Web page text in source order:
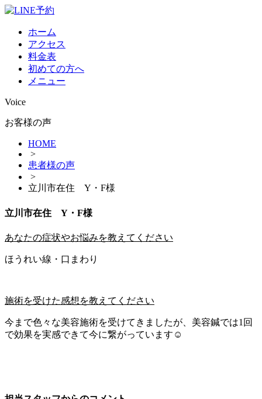
ホーム
アクセス
料金表
初めての方へ
メニュー
Voice
お客様の声
HOME
>
患者様の声
>
立川市在住 Y・F様
立川市在住 Y・F様
あなたの症状やお悩みを教えてください
ほうれい線・口まわり
施術を受けた感想を教えてください
今まで色々な美容施術を受けてきましたが、美容鍼では1回
で効果を実感できて今に繋がっています☺︎